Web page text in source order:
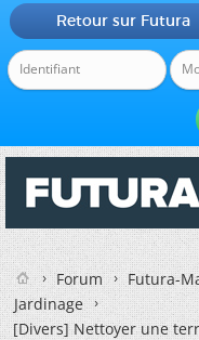
Retour sur Futura
Forum
Futura-
Jardinage
[Divers] Nettoyer une